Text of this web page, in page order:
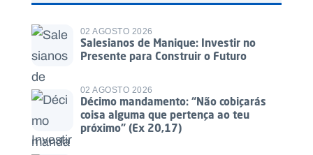
02 AGOSTO 2026
Salesianos de Manique: Investir no
Presente para Construir o Futuro
02 AGOSTO 2026
Décimo mandamento: “Não cobiçarás
coisa alguma que pertença ao teu
próximo” (Ex 20,17)